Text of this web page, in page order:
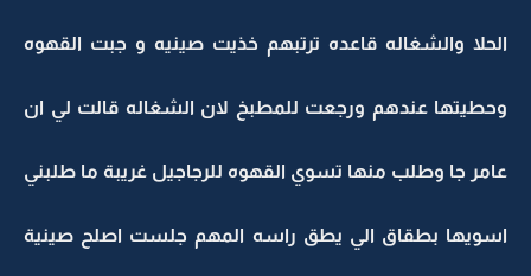
الحلا والشغاله قاعده ترتبهم خذيت صينيه و جبت القهوه
وحطيتها عندهم ورجعت للمطبخ لان الشغاله قالت لي ان
عامر جا وطلب منها تسوي القهوه للرجاجيل غريبة ما طلبني
اسويها بطقاق الي يطق راسه المهم جلست اصلح صينية